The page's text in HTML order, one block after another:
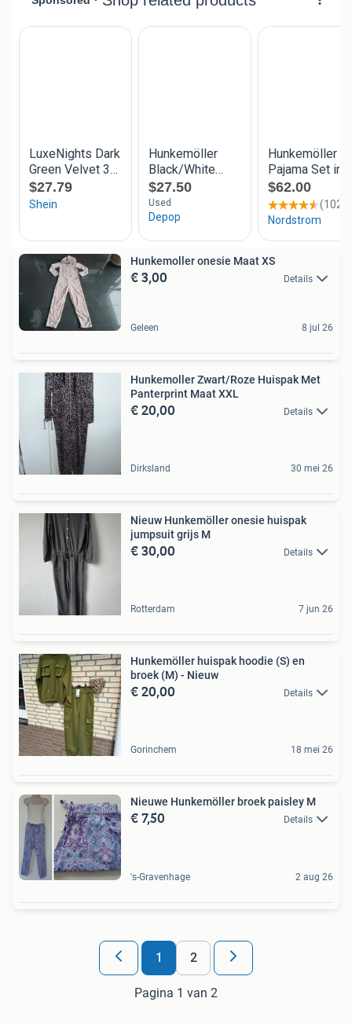
Hunkemoller onesie Maat XS
€ 3,00 Details
Geleen 8 jul 26
Hunkemoller Zwart/Roze Huispak Met
Panterprint Maat XXL
€ 20,00 Details
Dirksland 30 mei 26
Nieuw Hunkemöller onesie huispak
jumpsuit grijs M
€ 30,00 Details
Rotterdam 7 jun 26
Hunkemöller huispak hoodie (S) en
broek (M) - Nieuw
€ 20,00 Details
Gorinchem 18 mei 26
Nieuwe Hunkemöller broek paisley M
€ 7,50 Details
's-Gravenhage 2 aug 26
1 2
Pagina 1 van 2